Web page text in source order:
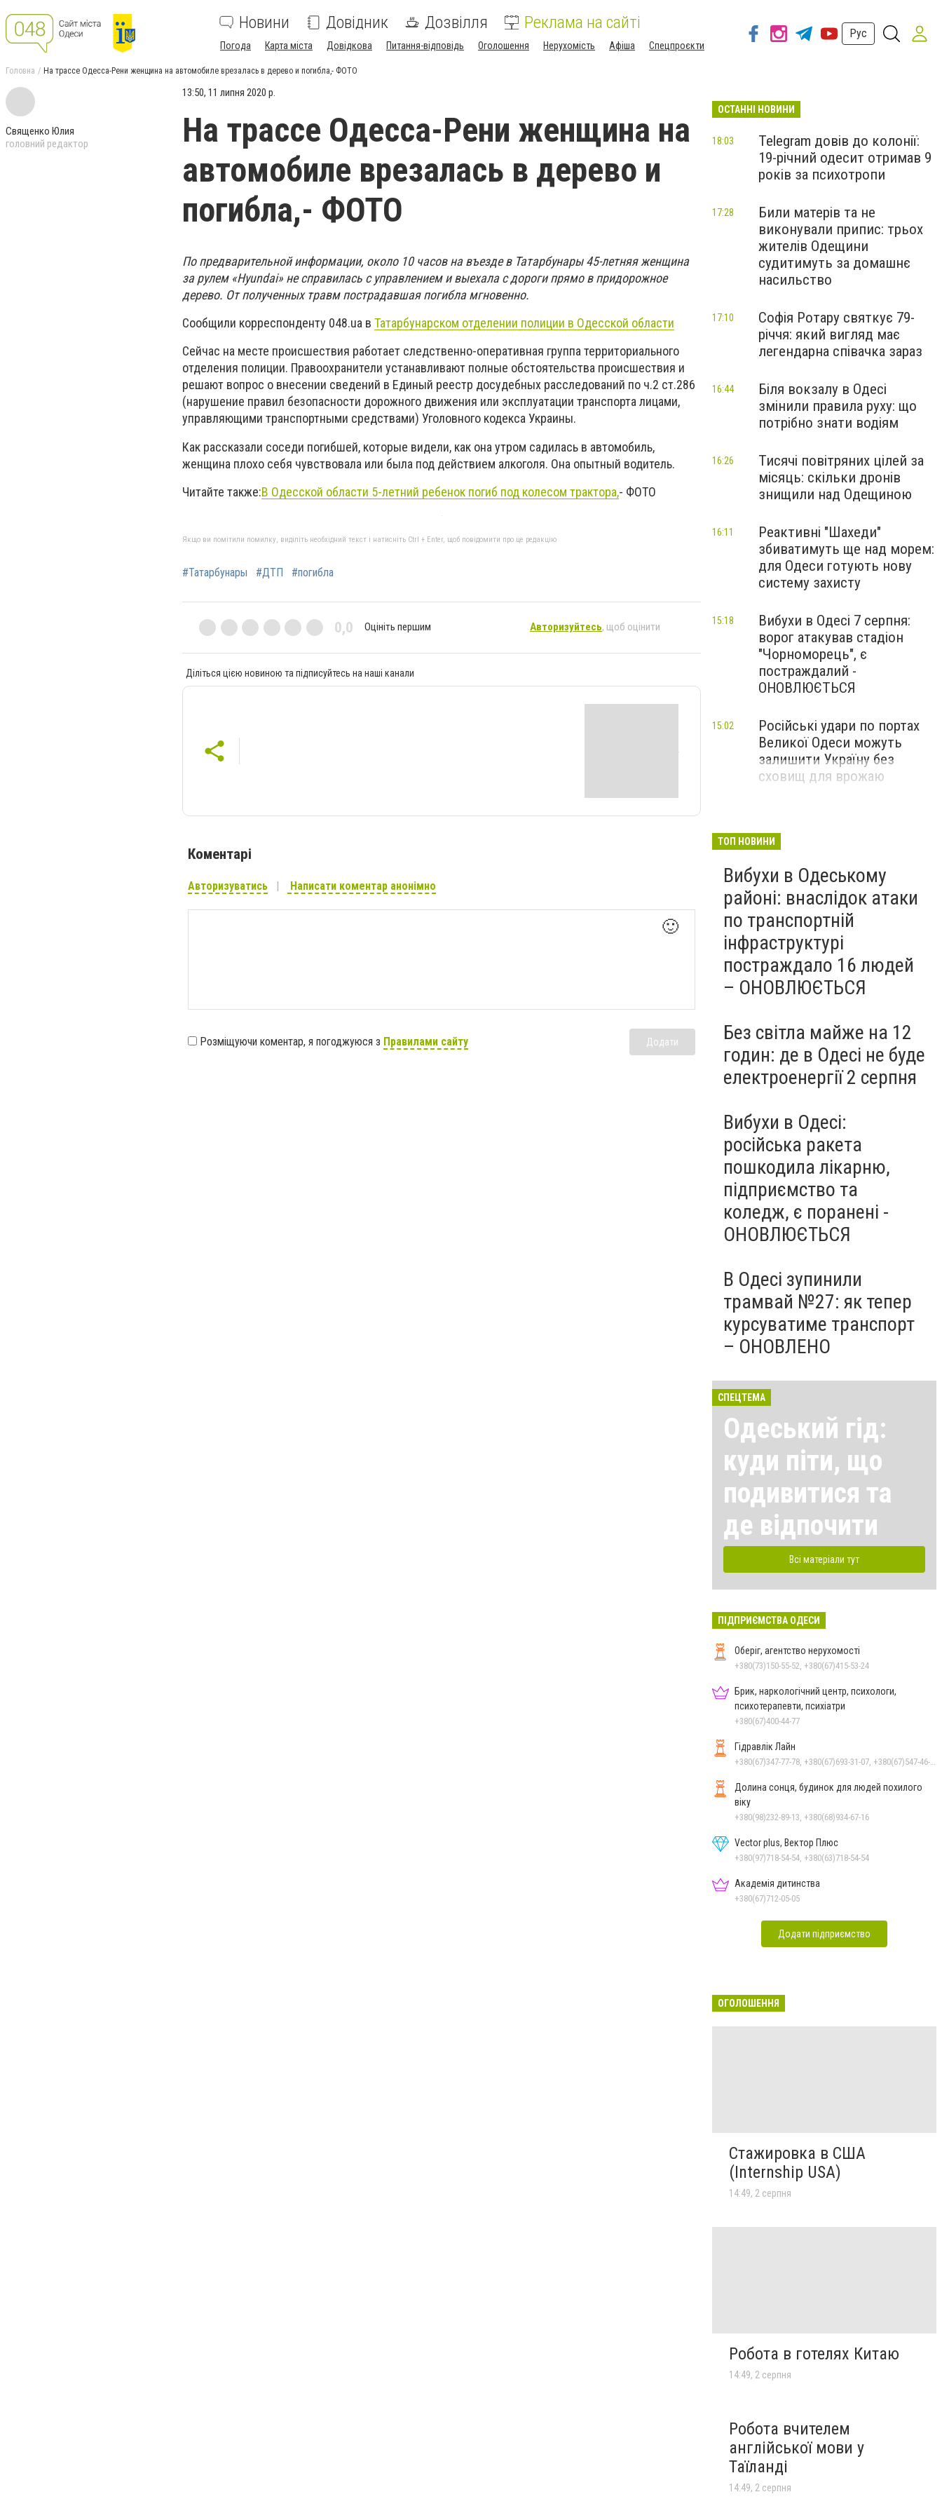
Новини Довідник Дозвілля Реклама на сайті
Погода Карта міста Довідкова Питання-відповідь Оголошення Нерухомість Афіша Спецпроєкти
Рус
Головна На трассе Одесса-Рени женщина на автомобиле врезалась в дерево и погибла,- ФОТО
Священко Юлия
головний редактор
13:50, 11 липня 2020 р.
На трассе Одесса-Рени женщина на
автомобиле врезалась в дерево и
погибла,- ФОТО
По предварительной информации, около 10 часов на въезде в Татарбунары 45-летняя женщина
за рулем «Hyundai» не справилась с управлением и выехала с дороги прямо в придорожное
дерево. От полученных травм пострадавшая погибла мгновенно.
Сообщили корреспонденту 048.ua в Татарбунарском отделении полиции в Одесской области
Сейчас на месте происшествия работает следственно-оперативная группа территориального
отделения полиции. Правоохранители устанавливают полные обстоятельства происшествия и
решают вопрос о внесении сведений в Единый реестр досудебных расследований по ч.2 ст.286
(нарушение правил безопасности дорожного движения или эксплуатации транспорта лицами,
управляющими транспортными средствами) Уголовного кодекса Украины.
Как рассказали соседи погибшей, которые видели, как она утром садилась в автомобиль,
женщина плохо себя чувствовала или была под действием алкоголя. Она опытный водитель.
Читайте также:В Одесской области 5-летний ребенок погиб под колесом трактора,- ФОТО
Якщо ви помітили помилку, виділіть необхідний текст і натисніть Ctrl + Enter, щоб повідомити про це редакцію
#Татарбунары #ДТП #погибла
0,0 Оцініть першим Авторизуйтесь, щоб оцінити
Діліться цією новиною та підписуйтесь на наші канали
Коментарі
Авторизуватись Написати коментар анонімно
🙂
Розміщуючи коментар, я погоджуюся з Правилами сайту Додати
ОСТАННІ НОВИНИ
Telegram довів до колонії:
19-річний одесит отримав 9
років за психотропи
18:03
Били матерів та не
виконували припис: трьох
жителів Одещини
судитимуть за домашнє
насильство
17:28
Софія Ротару святкує 79-
річчя: який вигляд має
легендарна співачка зараз
17:10
Біля вокзалу в Одесі
змінили правила руху: що
потрібно знати водіям
16:44
Тисячі повітряних цілей за
місяць: скільки дронів
знищили над Одещиною
16:26
Реактивні "Шахеди"
збиватимуть ще над морем:
для Одеси готують нову
систему захисту
16:11
Вибухи в Одесі 7 серпня:
ворог атакував стадіон
"Чорноморець", є
постраждалий -
ОНОВЛЮЄТЬСЯ
15:18
Російські удари по портах
Великої Одеси можуть
залишити Україну без
сховищ для врожаю
15:02
ТОП НОВИНИ
Вибухи в Одеському
районі: внаслідок атаки
по транспортній
інфраструктурі
постраждало 16 людей
– ОНОВЛЮЄТЬСЯ
Без світла майже на 12
годин: де в Одесі не буде
електроенергії 2 серпня
Вибухи в Одесі:
російська ракета
пошкодила лікарню,
підприємство та
коледж, є поранені -
ОНОВЛЮЄТЬСЯ
В Одесі зупинили
трамвай №27: як тепер
курсуватиме транспорт
– ОНОВЛЕНО
СПЕЦТЕМА
Одеський гід:
куди піти, що
подивитися та
де відпочити
Всі матеріали тут
ПІДПРИЄМСТВА ОДЕСИ
Оберіг, агентство нерухомості
+380(73)150-55-52, +380(67)415-53-24
Брик, наркологічний центр, психологи,
психотерапевти, психіатри
+380(67)400-44-77
Гідравлік Лайн
Долина сонця, будинок для людей похилого
віку
+380(98)232-89-13, +380(68)934-67-16
Vector plus, Вектор Плюс
+380(97)718-54-54, +380(63)718-54-54
Академія дитинства
+380(67)712-05-05
Додати підприємство
ОГОЛОШЕННЯ
Стажировка в США
(Internship USA)
14:49, 2 серпня
Робота в готелях Китаю
14:49, 2 серпня
Робота вчителем
англійської мови у
Таїланді
14:49, 2 серпня